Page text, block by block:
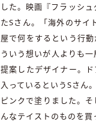
した。映画『フラッシ
たSさん。「海外のサイ
屋で何をするという行
ういう想いが人よりも
提案したデザイナー。
入っているというSさん
ピンクで塗りました。
んなテイストのものを